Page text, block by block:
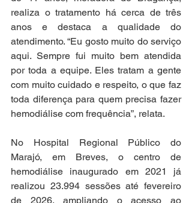
realiza o tratamento há cerca de três
anos e destaca a qualidade do
atendimento. “Eu gosto muito do serviço
aqui. Sempre fui muito bem atendida
por toda a equipe. Eles tratam a gente
com muito cuidado e respeito, o que faz
toda diferença para quem precisa fazer
hemodiálise com frequência”, relata.
No Hospital Regional Público do
Marajó, em Breves, o centro de
hemodiálise inaugurado em 2021 já
realizou 23.994 sessões até fevereiro
de 2026, ampliando o acesso ao